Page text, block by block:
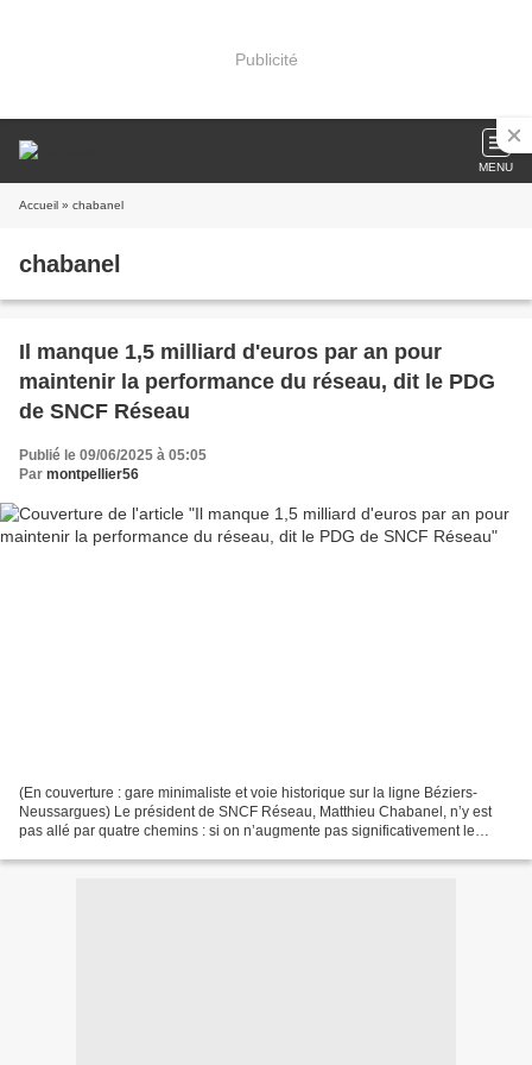
Publicité
MENU
Accueil » chabanel
chabanel
Il manque 1,5 milliard d'euros par an pour
maintenir la performance du réseau, dit le PDG
de SNCF Réseau
Publié le 09/06/2025 à 05:05
Par montpellier56
(En couverture : gare minimaliste et voie historique sur la ligne Béziers-
Neussargues) Le président de SNCF Réseau, Matthieu Chabanel, n’y est
pas allé par quatre chemins : si on n’augmente pas significativement le